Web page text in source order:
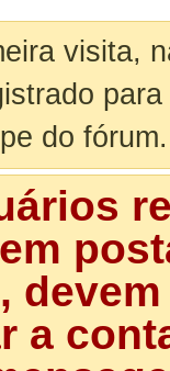
visita,
do fórum.
a